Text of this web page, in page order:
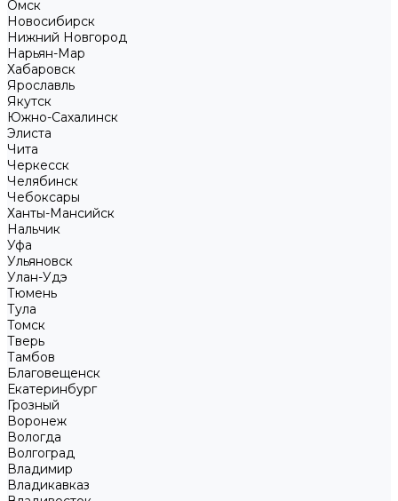
Омск
Новосибирск
Нижний Новгород
Нарьян-Мар
Хабаровск
Ярославль
Якутск
Южно-Сахалинск
Элиста
Чита
Черкесск
Челябинск
Чебоксары
Ханты-Мансийск
Нальчик
Уфа
Ульяновск
Улан-Удэ
Тюмень
Тула
Томск
Тверь
Тамбов
Благовещенск
Екатеринбург
Грозный
Воронеж
Вологда
Волгоград
Владимир
Владикавказ